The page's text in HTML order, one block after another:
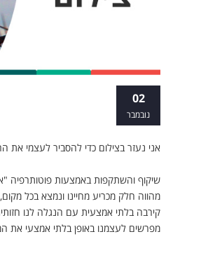
02
נובמבר
אני נעזר בצילום כדי להסביר לעצמי את
מהווה חלק מכריע מחיינו ונמצא בכל
קירבה בלתי אמצעית עם הנגלה לנו
מפרשים לעצמנו באופן בלתי אמצעי את